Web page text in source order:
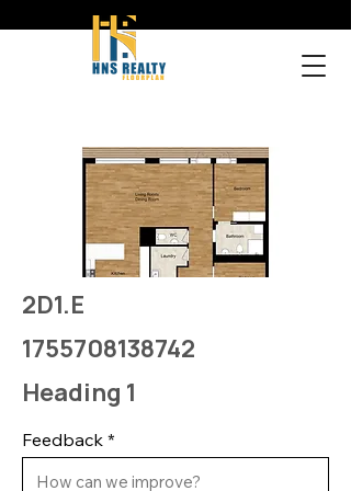
2D1.E
1755708138742
Heading 1
Feedback